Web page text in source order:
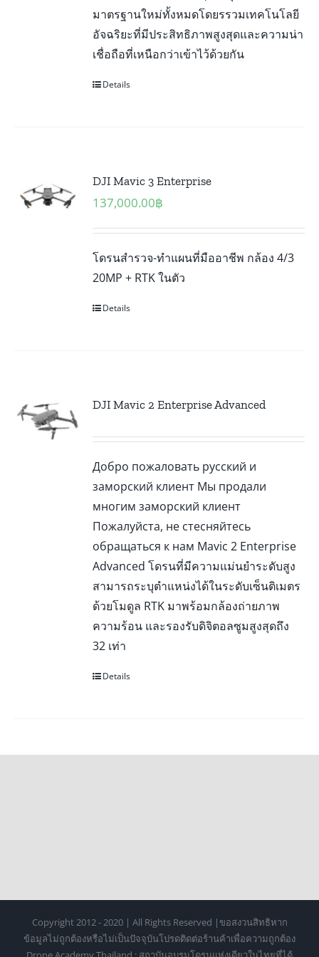
มาตรฐานใหม่ทั้งหมดโดยรรวมเทคโนโลยี
อัจฉริยะที่มีประสิทธิภาพสูงสุดและความน่า
เชื่อถือที่เหนือกว่าเข้าไว้ด้วยกัน
Details
DJI Mavic 3 Enterprise
137,000.00฿
โดรนสำรวจ-ทำแผนที่มืออาชีพ กล้อง 4/3
20MP + RTK ในตัว
Details
DJI Mavic 2 Enterprise Advanced
Добро пожаловать русский и
заморский клиент Мы продали
многим заморский клиент
Пожалуйста, не стесняйтесь
обращаться к нам Mavic 2 Enterprise
Advanced โดรนที่มีความแม่นยำระดับสูง
สามารถระบุตำแหน่งได้ในระดับเซ็นติเมตร
ด้วยโมดูล RTK มาพร้อมกล้องถ่ายภาพ
ความร้อน และรองรับดิจิตอลซูมสูงสุดถึง
32 เท่า
Details
Copyright 2012 - 2020 | All Rights Reserved |ขอสงวนสิทธิหาก
ข้อมูลไม่ถูกต้องหรือไม่เป็นปัจจุบันโปรดติดต่อร้านค้าเพื่อความถูกต้อง